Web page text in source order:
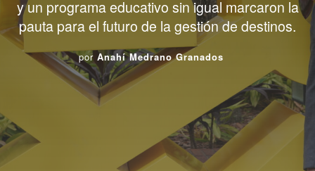
y un programa educativo sin igual marcaron la
pauta para el futuro de la gestión de destinos.
por Anahí Medrano Granados